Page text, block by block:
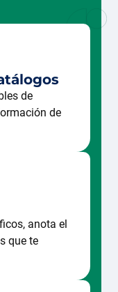
de
de
anota el
que te